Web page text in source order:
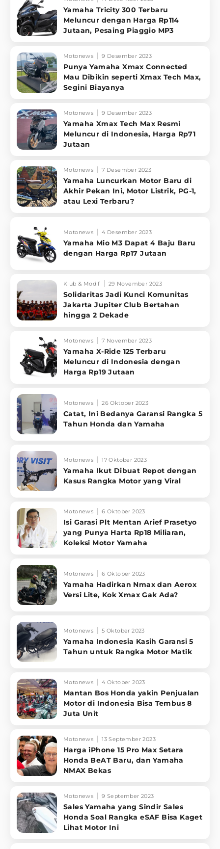
Yamaha Tricity 300 Terbaru
Meluncur dengan Harga Rp114
Jutaan, Pesaing Piaggio MP3
Motonews 9 Desember 2023
Punya Yamaha Xmax Connected
Mau Dibikin seperti Xmax Tech Max,
Segini Biayanya
Motonews 9 Desember 2023
Yamaha Xmax Tech Max Resmi
Meluncur di Indonesia, Harga Rp71
Jutaan
Motonews 7 Desember 2023
Yamaha Luncurkan Motor Baru di
Akhir Pekan Ini, Motor Listrik, PG-1,
atau Lexi Terbaru?
Motonews 4 Desember 2023
Yamaha Mio M3 Dapat 4 Baju Baru
dengan Harga Rp17 Jutaan
Klub & Modif 29 November 2023
Solidaritas Jadi Kunci Komunitas
Jakarta Jupiter Club Bertahan
hingga 2 Dekade
Motonews 7 November 2023
Yamaha X-Ride 125 Terbaru
Meluncur di Indonesia dengan
Harga Rp19 Jutaan
Motonews 26 Oktober 2023
Catat, Ini Bedanya Garansi Rangka 5
Tahun Honda dan Yamaha
Motonews 17 Oktober 2023
Yamaha Ikut Dibuat Repot dengan
Kasus Rangka Motor yang Viral
Motonews 6 Oktober 2023
Isi Garasi Plt Mentan Arief Prasetyo
yang Punya Harta Rp18 Miliaran,
Koleksi Motor Yamaha
Motonews 6 Oktober 2023
Yamaha Hadirkan Nmax dan Aerox
Versi Lite, Kok Xmax Gak Ada?
Motonews 5 Oktober 2023
Yamaha Indonesia Kasih Garansi 5
Tahun untuk Rangka Motor Matik
Motonews 4 Oktober 2023
Mantan Bos Honda yakin Penjualan
Motor di Indonesia Bisa Tembus 8
Juta Unit
Motonews 13 September 2023
Harga iPhone 15 Pro Max Setara
Honda BeAT Baru, dan Yamaha
NMAX Bekas
Motonews 9 September 2023
Sales Yamaha yang Sindir Sales
Honda Soal Rangka eSAF Bisa Kaget
Lihat Motor Ini